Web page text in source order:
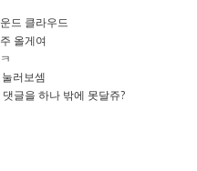
드 클라우드
올게여
러보셈
댓글을 하나 밖에 못달쥬?